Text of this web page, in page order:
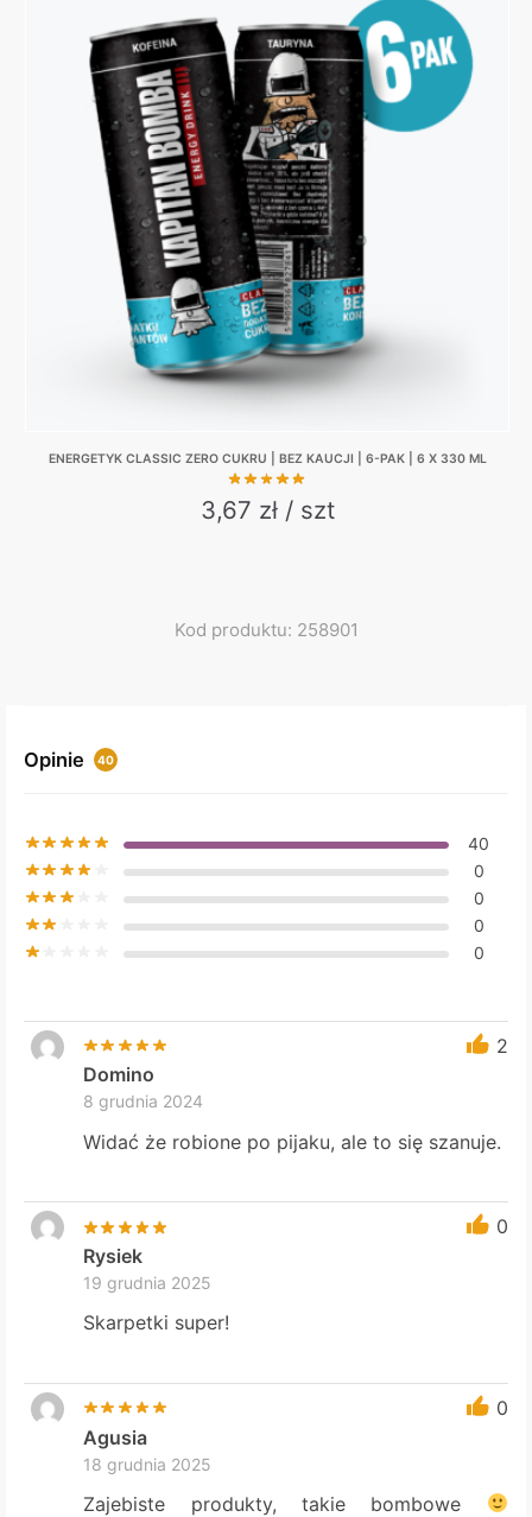
27,00 zł.25,00 zł.
multiple
variants.
The
options
may
be
chosen
on
the
product
page
ENERGETYK CLASSIC ZERO CUKRU | BEZ KAUCJI | 6-PAK | 6 X 330 ML
3,67 zł / szt
Kod produktu: 258901
Opinie 40
40
0
0
0
0
2
Domino
8 grudnia 2024
Widać że robione po pijaku, ale to się szanuje.
0
Rysiek
19 grudnia 2025
Skarpetki super!
0
Agusia
18 grudnia 2025
Zajebiste produkty, takie bombowe